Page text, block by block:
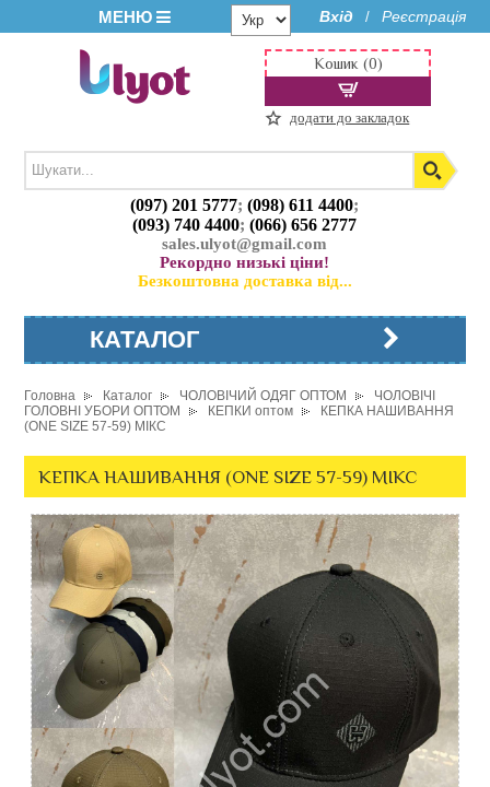
МЕНЮ Вхід / Реєстрація
(097) 201 5777;(098) 611 4400;
(093) 740 4400;(066) 656 2777
sales.ulyot@gmail.com
Рекордно низькі ціни!
Безкоштовна доставка від...
Кошик (0)
додати до закладок
КАТАЛОГ
Головна Каталог ЧОЛОВІЧИЙ ОДЯГ ОПТОМ
ЧОЛОВІЧІ
ГОЛОВНІ УБОРИ ОПТОМ
КЕПКИ оптом
КЕПКА НАШИВАННЯ
(ONE SIZE 57-59) МІКС
КЕПКА НАШИВАННЯ (ONE SIZE 57-59) МІКС